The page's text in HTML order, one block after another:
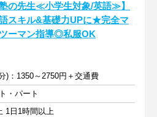
塾の先生≪小学生対象/英語≫】
スキル&基礎力UPに★完全マ
ーマン指導◎私服OK
)：1350～2750円＋交通費
・パート
1日1時間以上